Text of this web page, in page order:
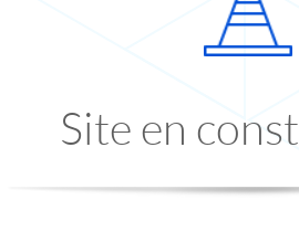
Site en